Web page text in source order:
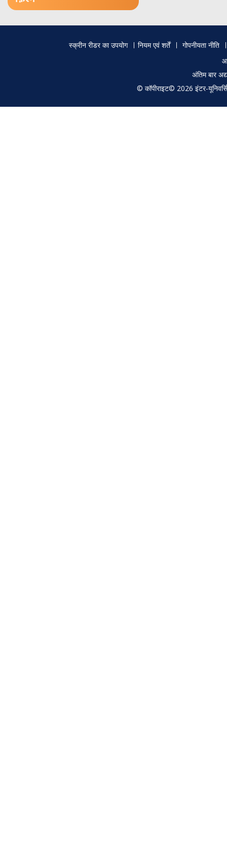
स्क्रीन रीडर का उपयोग नियम एवं शर्तें
गोपनीयता नीति
अंतिम बार
© कॉपीराइट© 2026 इंटर-